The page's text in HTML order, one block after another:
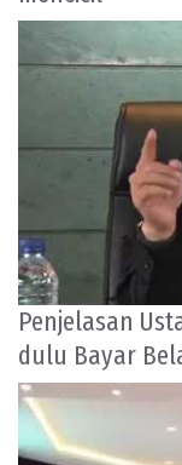
Penjelasan
dulu Bayar